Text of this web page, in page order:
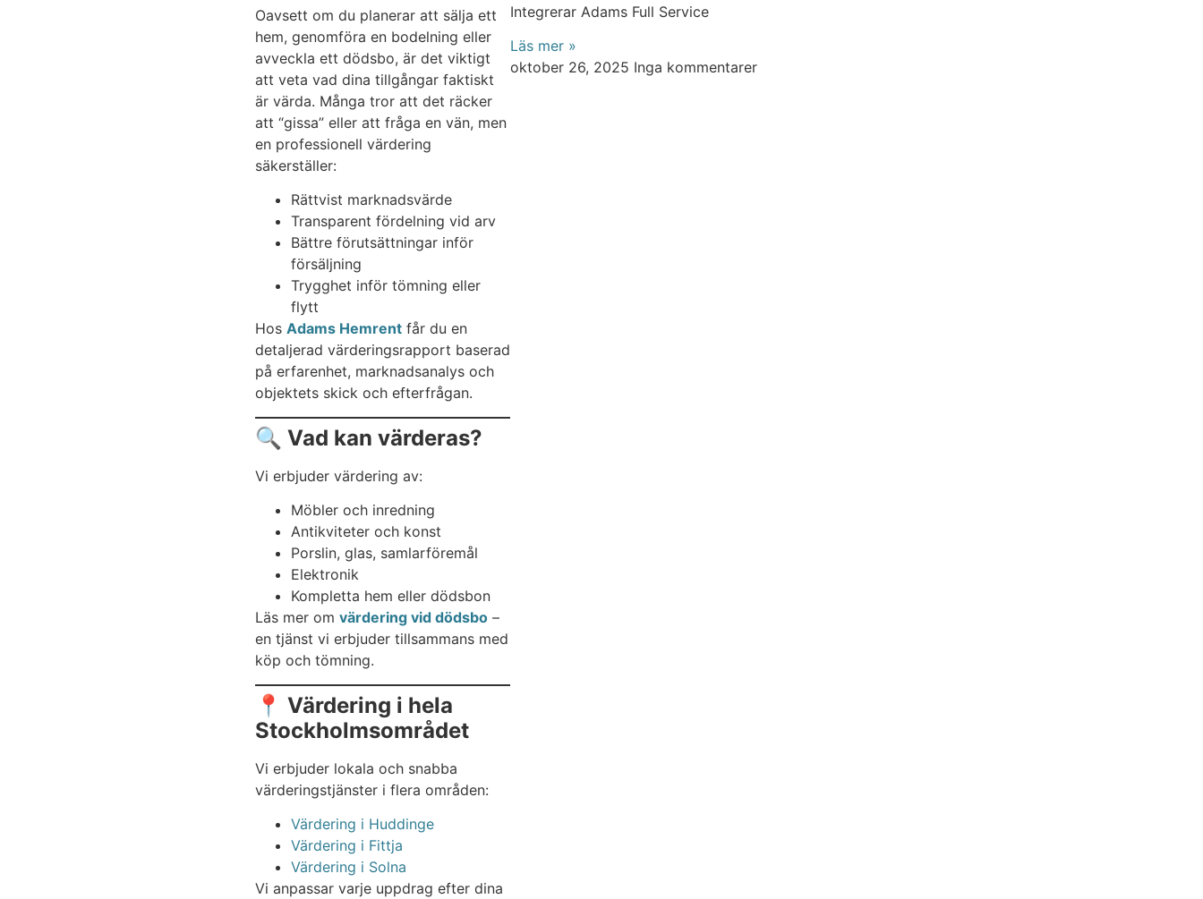
Oavsett om du planerar att sälja ett
hem, genomföra en bodelning eller
avveckla ett dödsbo, är det viktigt
att veta vad dina tillgångar faktiskt
är värda. Många tror att det räcker
att “gissa” eller att fråga en vän, men
en professionell värdering
säkerställer:
Rättvist marknadsvärde
Transparent fördelning vid arv
Bättre förutsättningar inför
försäljning
Trygghet inför tömning eller
flytt
Hos Adams Hemrent får du en
detaljerad värderingsrapport baserad
på erfarenhet, marknadsanalys och
objektets skick och efterfrågan.
🔍 Vad kan värderas?
Vi erbjuder värdering av:
Möbler och inredning
Antikviteter och konst
Porslin, glas, samlarföremål
Elektronik
Kompletta hem eller dödsbon
Läs mer om värdering vid dödsbo –
en tjänst vi erbjuder tillsammans med
köp och tömning.
📍 Värdering i hela
Stockholmsområdet
Vi erbjuder lokala och snabba
värderingstjänster i flera områden:
Värdering i Huddinge
Värdering i Fittja
Värdering i Solna
Vi anpassar varje uppdrag efter dina
Integrerar Adams Full Service
Läs mer »
oktober 26, 2025 Inga kommentarer